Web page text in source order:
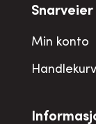
Snarveier
Min konto
Handlekurv